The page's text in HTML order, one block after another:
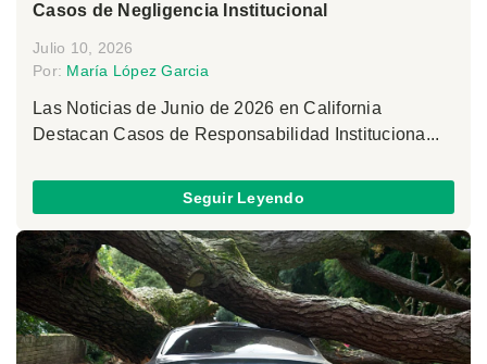
Casos de Negligencia Institucional
Julio 10, 2026
Por: María López Garcia
Las Noticias de Junio de 2026 en California
Destacan Casos de Responsabilidad Instituciona...
Seguir Leyendo